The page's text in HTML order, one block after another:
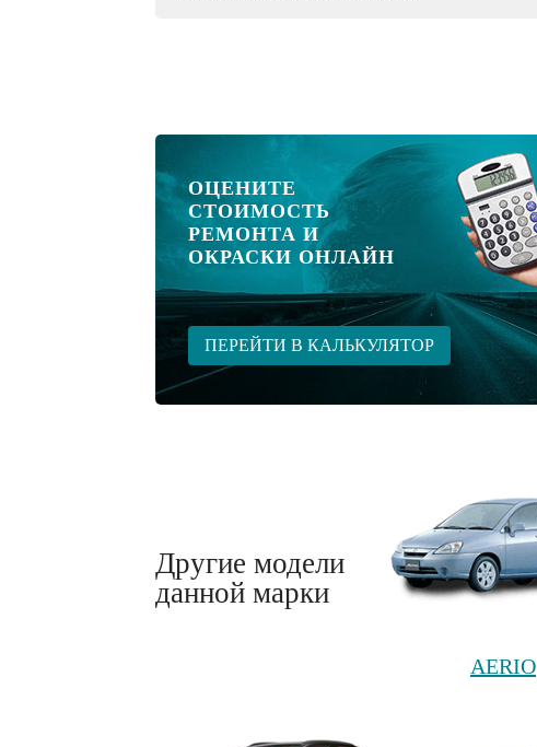
ОЦЕНИТЕ
СТОИМОСТЬ
РЕМОНТА И
ОКРАСКИ ОНЛАЙН
ПЕРЕЙТИ В КАЛЬКУЛЯТОР
Другие модели
данной марки
AERIO